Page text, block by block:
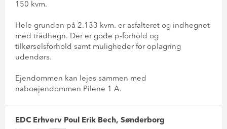
150 kvm.
Hele grunden på 2.133 kvm. er asfalteret og indhegnet
med trådhegn. Der er gode p-forhold og
tilkørselsforhold samt muligheder for oplagring
udendørs.
Ejendommen kan lejes sammen med
naboejendommen Pilene 1 A.
EDC Erhverv Poul Erik Bech, Sønderborg